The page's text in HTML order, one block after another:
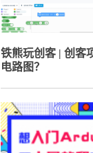
铁熊玩创客 | 创客
电路图？